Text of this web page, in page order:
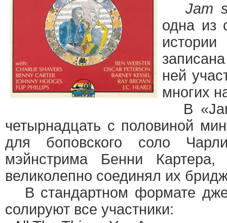
Jam
одна из
ней
многих
В
четырнадцать с половиной
для боповского соло
мэйнстрима Бенни
великолепно соединял их
В стандартном формате
солируют все участники: